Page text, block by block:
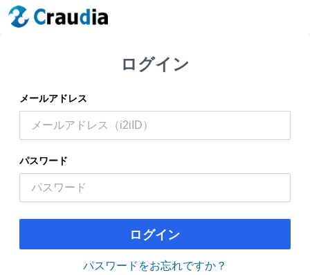
ログイン
メールアドレス
パスワード
ログイン
パスワードをお忘れですか？